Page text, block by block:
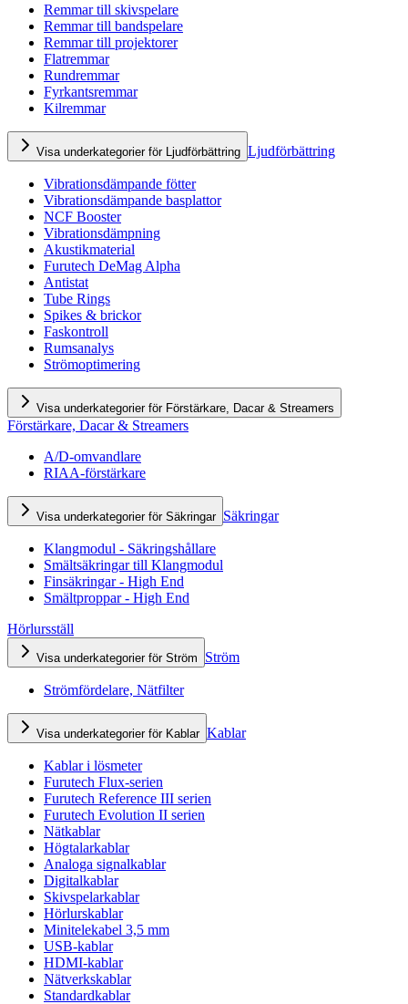
Remmar till skivspelare
Remmar till bandspelare
Remmar till projektorer
Flatremmar
Rundremmar
Fyrkantsremmar
Kilremmar
Visa underkategorier för Ljudförbättring Ljudförbättring
Vibrationsdämpande fötter
Vibrationsdämpande basplattor
NCF Booster
Vibrationsdämpning
Akustikmaterial
Furutech DeMag Alpha
Antistat
Tube Rings
Spikes & brickor
Faskontroll
Rumsanalys
Strömoptimering
Visa underkategorier för Förstärkare, Dacar & Streamers
Förstärkare, Dacar & Streamers
A/D-omvandlare
RIAA-förstärkare
Visa underkategorier för Säkringar Säkringar
Klangmodul - Säkringshållare
Smältsäkringar till Klangmodul
Finsäkringar - High End
Smältproppar - High End
Hörlursställ
Visa underkategorier för Ström Ström
Strömfördelare, Nätfilter
Visa underkategorier för Kablar Kablar
Kablar i lösmeter
Furutech Flux-serien
Furutech Reference III serien
Furutech Evolution II serien
Nätkablar
Högtalarkablar
Analoga signalkablar
Digitalkablar
Skivspelarkablar
Hörlurskablar
Minitelekabel 3,5 mm
USB-kablar
HDMI-kablar
Nätverkskablar
Standardkablar